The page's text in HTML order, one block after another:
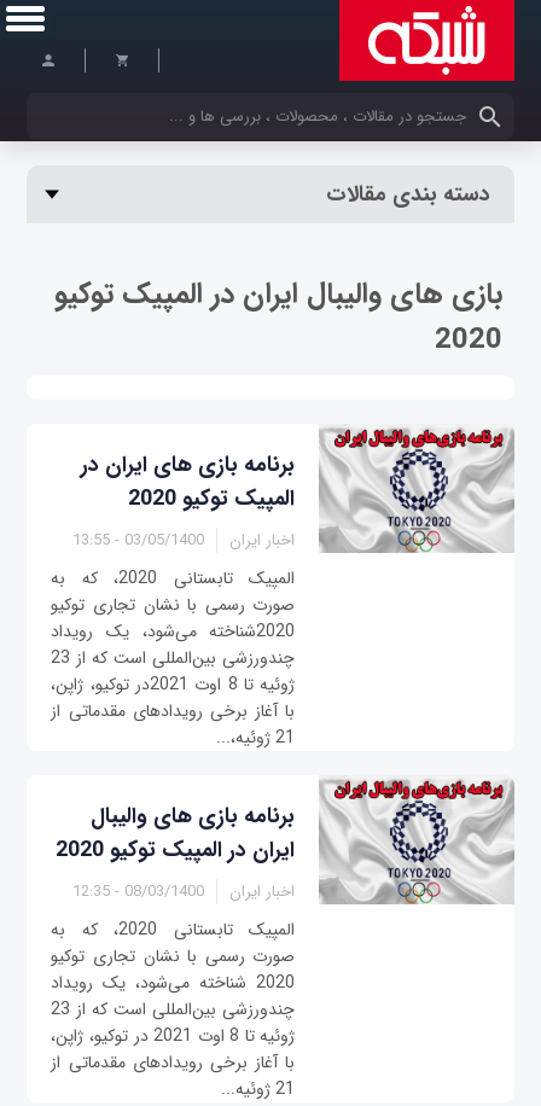
کلمات کلیدی خود را وارد کنید
دسته بندی مقالات
بازی های والیبال ایران در المپیک توکیو
2020
برنامه بازی های ایران در
المپیک توکیو 2020
اخبار ایران 03/05/1400 - 13:55
المپیک تابستانی 2020، که به
صورت رسمی با نشان تجاری توکیو
2020شناخته می‌شود، یک رویداد
چندورزشی بین‌المللی است که از 23
ژوئیه تا 8 اوت 2021در توکیو، ژاپن،
با آغاز برخی رویدادهای مقدماتی از
21 ژوئیه،...
برنامه بازی های والیبال
ایران در المپیک توکیو 2020
اخبار ایران 08/03/1400 - 12:35
المپیک تابستانی 2020، که به
صورت رسمی با نشان تجاری توکیو
2020 شناخته می‌شود، یک رویداد
چندورزشی بین‌المللی است که از 23
ژوئیه تا 8 اوت 2021 در توکیو، ژاپن،
با آغاز برخی رویدادهای مقدماتی از
21 ژوئیه...